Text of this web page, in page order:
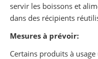
servir les boissons et
dans des récipients
Mesures à prévoir:
Certains produits à